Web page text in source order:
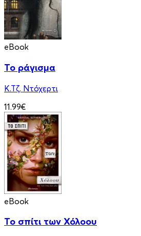
eBook
Το ράγισμα
Κ.Τζ. Ντόχερτι
11.99€
eBook
Το σπίτι των Χόλοου